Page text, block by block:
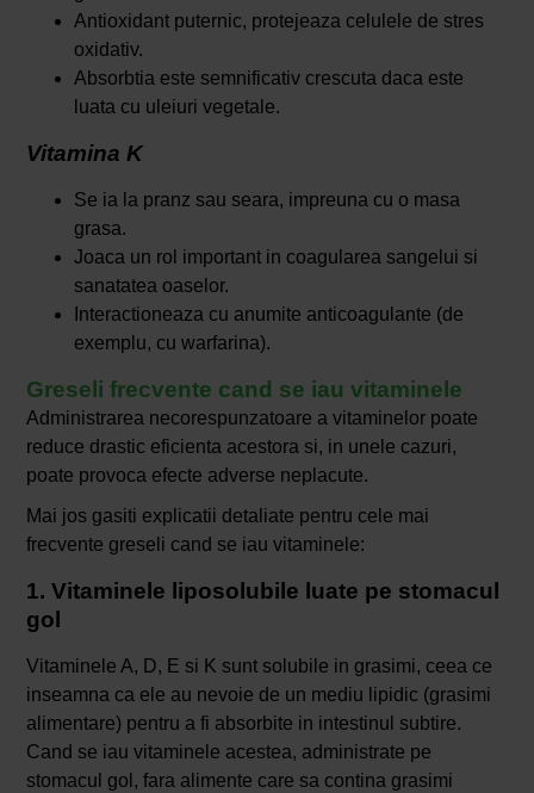
Antioxidant puternic, protejeaza celulele de stres
oxidativ.
Absorbtia este semnificativ crescuta daca este
luata cu uleiuri vegetale.
Vitamina K
Se ia la pranz sau seara, impreuna cu o masa
grasa.
Joaca un rol important in coagularea sangelui si
sanatatea oaselor.
Interactioneaza cu anumite anticoagulante (de
exemplu, cu warfarina).
Greseli frecvente cand se iau vitaminele
Administrarea necorespunzatoare a vitaminelor poate
reduce drastic eficienta acestora si, in unele cazuri,
poate provoca efecte adverse neplacute.
Mai jos gasiti explicatii detaliate pentru cele mai
frecvente greseli cand se iau vitaminele:
1. Vitaminele liposolubile luate pe stomacul
gol
Vitaminele A, D, E si K sunt solubile in grasimi, ceea ce
inseamna ca ele au nevoie de un mediu lipidic (grasimi
alimentare) pentru a fi absorbite in intestinul subtire.
Cand se iau vitaminele acestea, administrate pe
stomacul gol, fara alimente care sa contina grasimi